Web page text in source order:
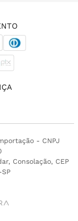
- CNPJ
Consolação, CEP